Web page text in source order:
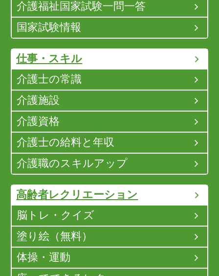
介護福祉国家試験一問一答
国家試験情報
仕事・スキル
介護士の常識
介護施設
介護資格
介護士の給料と年収
介護職のスキルアップ
高齢者レクリエーション
脳トレ・クイズ
塗り絵（無料）
体操・運動